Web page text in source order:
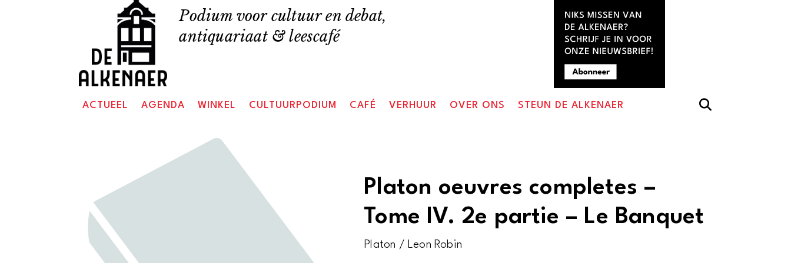
Podium voor cultuur en debat,
antiquariaat & leescafé
ACTUEEL AGENDA WINKEL CULTUURPODIUM CAFÉ VERHUUR OVER ONS STEUN DE ALKENAER
Platon oeuvres completes –
Tome IV. 2e partie – Le Banquet
Platon / Leon Robin